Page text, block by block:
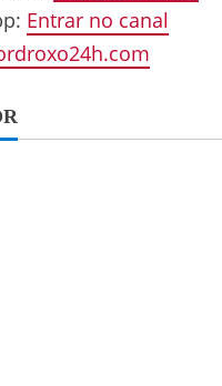
Entrar no canal